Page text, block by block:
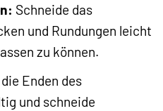
Schneide das
und Rundungen leicht
zu können.
Enden des
und schneide